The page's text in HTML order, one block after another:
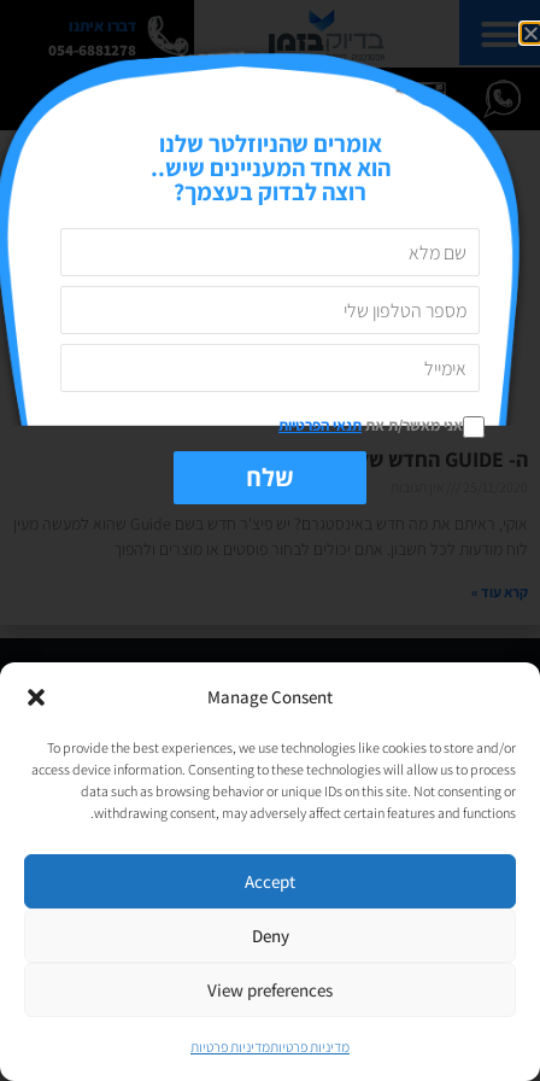
Manage Consent
To provide the best experiences, we use technologies like cookies to store and/or
access device information. Consenting to these technologies will allow us to process
data such as browsing behavior or unique IDs on this site. Not consenting or
withdrawing consent, may adversely affect certain features and functions.
Accept
Deny
View preferences
מדיניות פרטיותמדיניות פרטיות
דברו איתנו
054-6881278
ה- GUIDE החדש של אינסטגרם
אוקי, ראיתם את מה חדש באינסטגרם? יש פיצ'ר חדש בשם Guide שהוא למעשה מעין
לוח מודעות לכל חשבון. אתם יכולים לבחור פוסטים או מוצרים ולהפוך
קרא עוד »
, העסק החברתי לבניית אתרים | עיצוב וגרפיקה:
psycat
אומרים שהניוזלטר שלנו
הוא אחד המעניינים שיש..
רוצה לבדוק בעצמך?
אני מאשר/ת אתתנאי הפרטיות
שלח